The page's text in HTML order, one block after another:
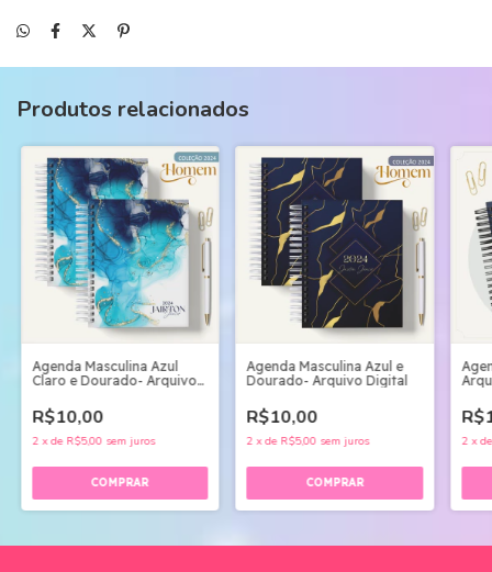
Produtos relacionados
Agenda Masculina Azul
Claro e Dourado- Arquivo
R$10,00
2 xde R$5,00 sem juros
Agenda Masculina Azul e
Dourado- Arquivo Digital
R$10,00
2 xde R$5,00 sem juros 2 x